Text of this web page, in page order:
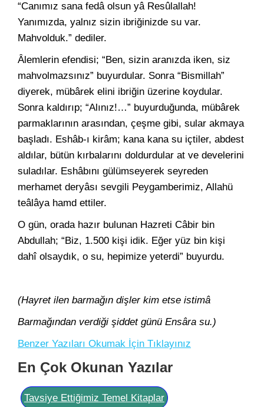
“Canımız sana fedâ olsun yâ Resûlallah!
Yanımızda, yalnız sizin ibriğinizde su var.
Mahvolduk.” dediler.
Âlemlerin efendisi; “Ben, sizin aranızda iken, siz
mahvolmazsınız” buyurdular. Sonra “Bismillah”
diyerek, mübârek elini ibriğin üzerine koydular.
Sonra kaldırıp; “Alınız!…” buyurduğunda, mübârek
parmaklarının arasından, çeşme gibi, sular akmaya
başladı. Eshâb-ı kirâm; kana kana su içtiler, abdest
aldılar, bütün kırbalarını doldurdular at ve develerini
suladılar. Eshâbını gülümseyerek seyreden
merhamet deryâsı sevgili Peygamberimiz, Allahü
teâlâya hamd ettiler.
O gün, orada hazır bulunan Hazreti Câbir bin
Abdullah; “Biz, 1.500 kişi idik. Eğer yüz bin kişi
dahî olsaydık, o su, hepimize yeterdi” buyurdu.
(Hayret ilen barmağın dişler kim etse istimâ
Barmağından verdiği şiddet günü Ensâra su.)
Benzer Yazıları Okumak İçin Tıklayınız
En Çok Okunan Yazılar
Tavsiye Ettiğimiz Temel Kitaplar